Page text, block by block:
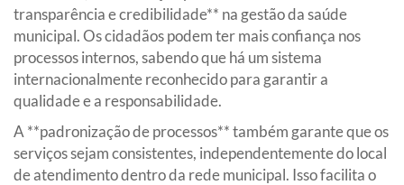
transparência e credibilidade** na gestão da saúde
municipal. Os cidadãos podem ter mais confiança nos
processos internos, sabendo que há um sistema
internacionalmente reconhecido para garantir a
qualidade e a responsabilidade.
A **padronização de processos** também garante que os
serviços sejam consistentes, independentemente do local
de atendimento dentro da rede municipal. Isso facilita o